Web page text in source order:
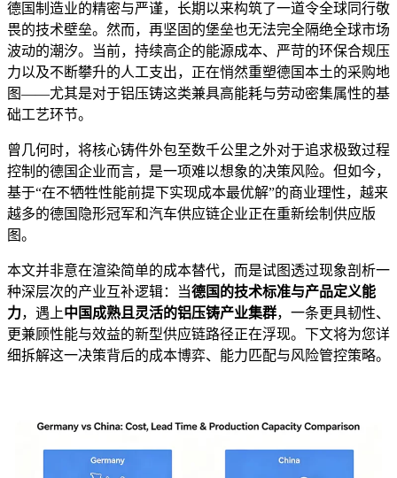
德国制造业的精密与严谨，长期以来构筑了一道令全球同行敬
畏的技术壁垒。然而，再坚固的堡垒也无法完全隔绝全球市场
波动的潮汐。当前，持续高企的能源成本、严苛的环保合规压
力以及不断攀升的人工支出，正在悄然重塑德国本土的采购地
图——尤其是对于铝压铸这类兼具高能耗与劳动密集属性的基
础工艺环节。
曾几何时，将核心铸件外包至数千公里之外对于追求极致过程
控制的德国企业而言，是一项难以想象的决策风险。但如今，
基于“在不牺牲性能前提下实现成本最优解”的商业理性，越来
越多的德国隐形冠军和汽车供应链企业正在重新绘制供应版
图。
本文并非意在渲染简单的成本替代，而是试图透过现象剖析一
种深层次的产业互补逻辑：当德国的技术标准与产品定义能
力，遇上中国成熟且灵活的铝压铸产业集群，一条更具韧性、
更兼顾性能与效益的新型供应链路径正在浮现。下文将为您详
细拆解这一决策背后的成本博弈、能力匹配与风险管控策略。